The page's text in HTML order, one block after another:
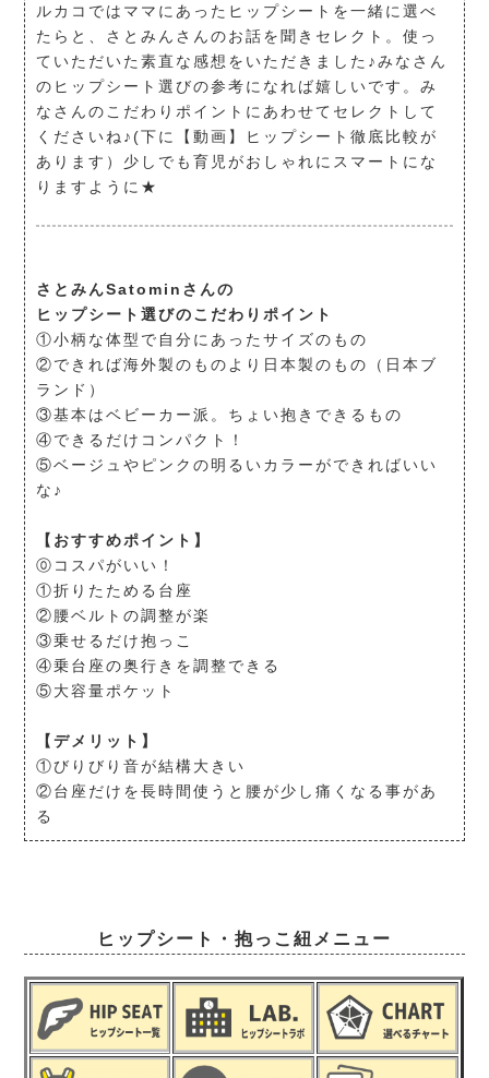
ルカコではママにあったヒップシートを一緒に選べ
たらと、さとみんさんのお話を聞きセレクト。使っ
ていただいた素直な感想をいただきました♪みなさん
のヒップシート選びの参考になれば嬉しいです。み
なさんのこだわりポイントにあわせてセレクトして
くださいね♪(下に【動画】ヒップシート徹底比較が
あります）少しでも育児がおしゃれにスマートにな
りますように★
さとみんSatominさんの
ヒップシート選びのこだわりポイント
①小柄な体型で自分にあったサイズのもの
②できれば海外製のものより日本製のもの（日本ブ
ランド）
③基本はベビーカー派。ちょい抱きできるもの
④できるだけコンパクト！
⑤ベージュやピンクの明るいカラーができればいい
な♪
【おすすめポイント】
⓪コスパがいい！
①折りたためる台座
②腰ベルトの調整が楽
③乗せるだけ抱っこ
④乗台座の奥行きを調整できる
⑤大容量ポケット
【デメリット】
①びりびり音が結構大きい
②台座だけを長時間使うと腰が少し痛くなる事があ
る
ヒップシート・抱っこ紐メニュー